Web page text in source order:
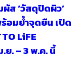
ส ‘วัสดุปิดผิว’
อมย้ำจุดยืน เปิด
LiFE
ย. – 3 พ.ค. นี้